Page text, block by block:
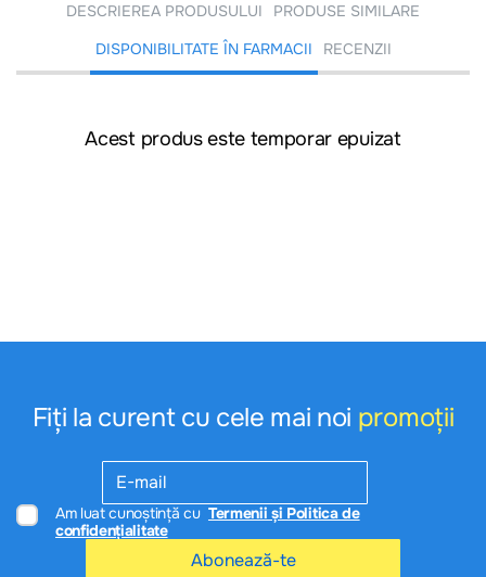
DESCRIEREA PRODUSULUI
PRODUSE SIMILARE
DISPONIBILITATE ÎN FARMACII
RECENZII
Acest produs este temporar epuizat
Fiți la curent cu cele mai noi promoții
Am luat cunoștință cu Termenii și Politica de
confidențialitate
Abonează-te